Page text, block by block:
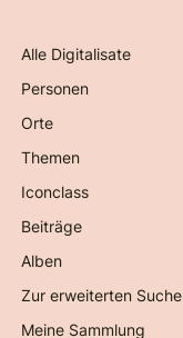
Alle Digitalisate
Personen
Orte
Themen
Iconclass
Beiträge
Alben
Zur erweiterten Suche
Meine Sammlung